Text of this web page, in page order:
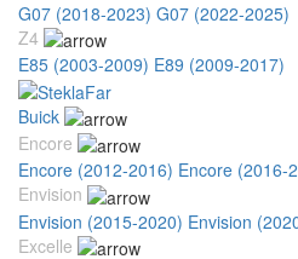
G07 (2018-2023) G07 (2022-2025)
Z4
E85 (2003-2009) E89 (2009-2017)
Buick
Encore
Encore (2012-2016) Encore (2016-
Envision
Envision (2015-2020) Envision
Excelle